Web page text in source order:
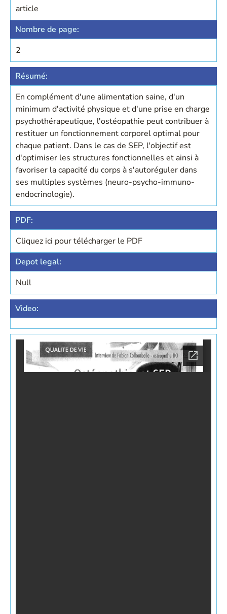
article
Nombre de page:
2
Résumé:
En complément d'une alimentation saine, d'un
minimum d'activité physique et d'une prise en charge
psychothérapeutique, l'ostéopathie peut contribuer à
restituer un fonctionnement corporel optimal pour
chaque patient. Dans le cas de SEP, l'objectif est
d'optimiser les structures fonctionnelles et ainsi à
favoriser la capacité du corps à s'autoréguler dans
ses multiples systèmes (neuro-psycho-immuno-
endocrinologie).
PDF:
Cliquez ici pour télécharger le PDF
Depot legal:
Null
Video: